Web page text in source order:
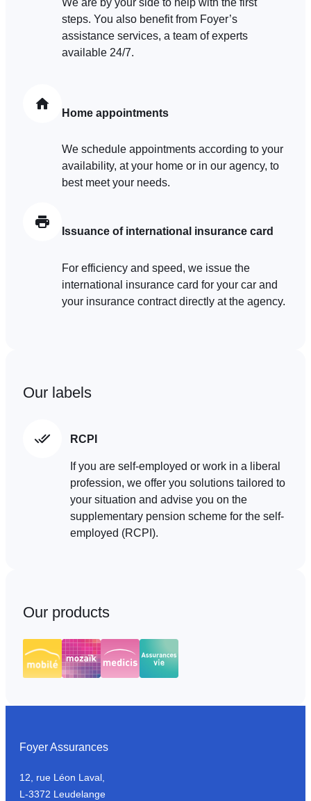
sociaux utilisés et vous permettre de visualiser du contenu
hébergé sur un site externe.
We are by your side to help with the first
steps. You also benefit from Foyer’s
assistance services, a team of experts
available 24/7.
Home appointments
We schedule appointments according to your
availability, at your home or in our agency, to
best meet your needs.
Issuance of international insurance card
For efficiency and speed, we issue the
international insurance card for your car and
your insurance contract directly at the agency.
Our labels
RCPI
If you are self-employed or work in a liberal
profession, we offer you solutions tailored to
your situation and advise you on the
supplementary pension scheme for the self-
employed (RCPI).
Our products
Foyer Assurances
12, rue Léon Laval,
L-3372 Leudelange